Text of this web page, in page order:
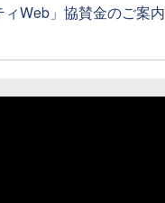
ィWeb」協賛金のご案内